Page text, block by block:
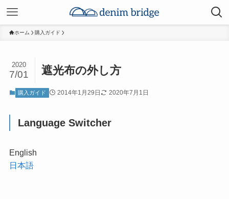
ホーム 購入ガイド
遮光布の外し方
2020
7/01
購入ガイド 2014年1月29日 2020年7月1日
Language Switcher
English
日本語